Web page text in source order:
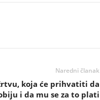
Naredni članak
koja će prihvatiti da
i da mu se za to plati